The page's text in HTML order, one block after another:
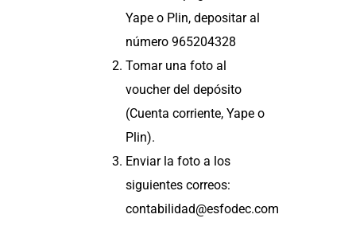
Yape o Plin, depositar al
número 965204328
Tomar una foto al
voucher del depósito
(Cuenta corriente, Yape o
Plin).
Enviar la foto a los
siguientes correos:
contabilidad@esfodec.com